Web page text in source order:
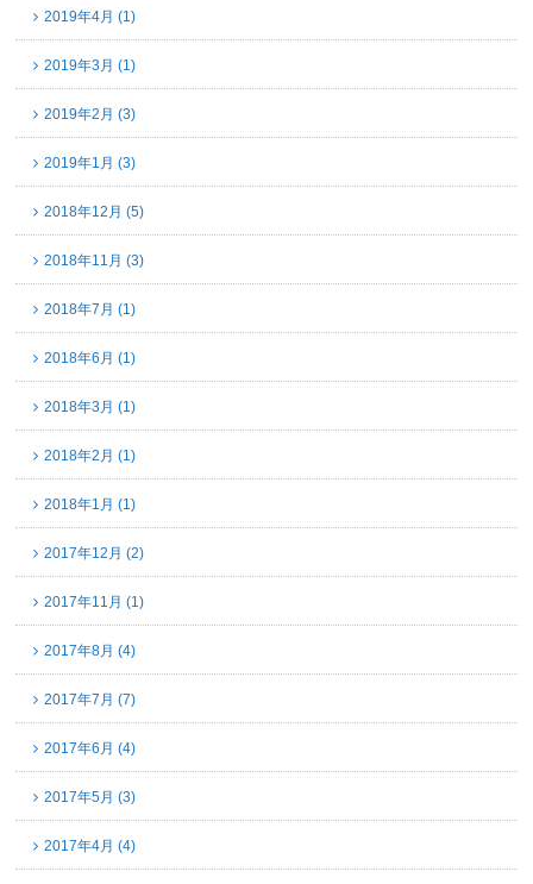
2019年4月 (1)
2019年3月 (1)
2019年2月 (3)
2019年1月 (3)
2018年12月 (5)
2018年11月 (3)
2018年7月 (1)
2018年6月 (1)
2018年3月 (1)
2018年2月 (1)
2018年1月 (1)
2017年12月 (2)
2017年11月 (1)
2017年8月 (4)
2017年7月 (7)
2017年6月 (4)
2017年5月 (3)
2017年4月 (4)